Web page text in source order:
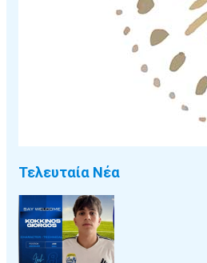
Τελευταία Νέα